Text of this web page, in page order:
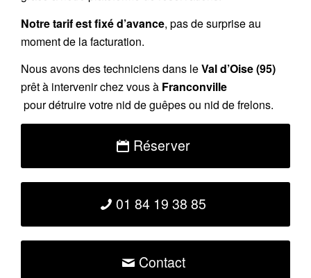
Notre tarif est fixé d’avance, pas de surprise au
moment de la facturation.
Nous avons des techniciens dans leVal d’Oise (95)
prêt à intervenir chez vous à Franconville
pour détruire votre nid de guêpes ou nid de frelons.
Réserver
01 84 19 38 85
Contact